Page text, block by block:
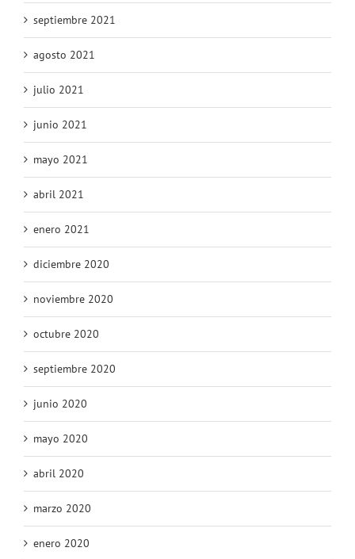
septiembre 2021
agosto 2021
julio 2021
junio 2021
mayo 2021
abril 2021
enero 2021
diciembre 2020
noviembre 2020
octubre 2020
septiembre 2020
junio 2020
mayo 2020
abril 2020
marzo 2020
enero 2020